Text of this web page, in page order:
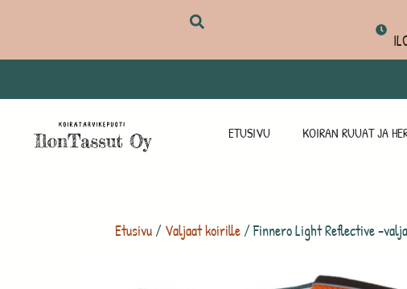
ETUSIVU KOIRAN RUUAT JA
Etusivu/ Valjaat koirille/ Finnero Light Reflective -